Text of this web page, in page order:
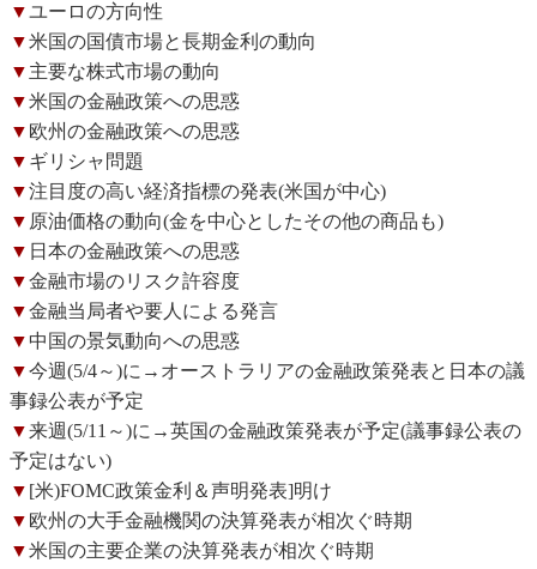
▼ユーロの方向性
▼米国の国債市場と長期金利の動向
▼ 主要な株式市場の動向
▼米国の金融政策への思惑
▼ 欧州の金融政策への思惑
▼ ギリシャ問題
▼注目度の高い経済指標の発表(米国が中心)
▼ 原油価格の動向(金を中心としたその他の商品も)
▼ 日本の金融政策への思惑
▼金融市場のリスク許容度
▼金融当局者や要人による発言
▼ 中国の景気動向への思惑
▼今週(5/4～)に→オーストラリアの金融政策発表と日本の議
事録公表が予定
▼来週(5/11～)に→英国の金融政策発表が予定(議事録公表の
予定はない)
▼ [米)FOMC政策金利＆声明発表]明け
▼ 欧州の大手金融機関の決算発表が相次ぐ時期
▼米国の主要企業の決算発表が相次ぐ時期